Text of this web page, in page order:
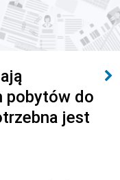
pobytów do
jest